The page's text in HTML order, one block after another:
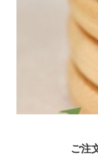
ご注